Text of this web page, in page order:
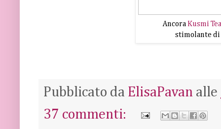
Ancora Kusmi Tea
stimolante di
Pubblicato da ElisaPavan alle
37 commenti: